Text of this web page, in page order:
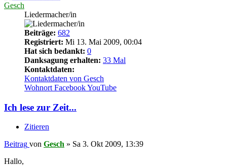
Gesch
Liedermacher/in
Beiträge: 682
Registriert: Mi 13. Mai 2009, 00:04
Hat sich bedankt: 0
Danksagung erhalten: 33 Mal
Kontaktdaten:
Kontaktdaten von Gesch
Wohnort FacebookYouTube
Ich lese zur Zeit...
Zitieren
Beitrag von Gesch » Sa 3. Okt 2009, 13:39
Hallo,